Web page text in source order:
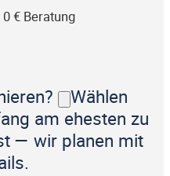
€ Beratung
Wählen
am ehesten zu
— wir planen mit